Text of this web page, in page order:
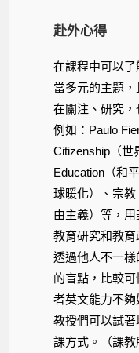
赴外心得
在課程中可以
當多元的主題
在關注、研究，
例如：Paulo
Citizenship（世
Education（和
球暖化）、宗教
由主義）等，
教育研究和教
透過他人不一
的盲點，比較
者英文能力不
教授們可以試
課方式。（課教